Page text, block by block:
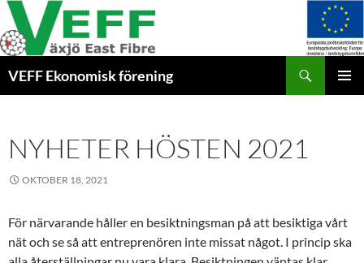
Hoppa
till
innehåll
VEFF Ekonomisk förening
NYHETER HÖSTEN 2021
OKTOBER 18, 2021
För närvarande håller en besiktningsman på att besiktiga vårt
nät och se så att entreprenören inte missat något. I princip ska